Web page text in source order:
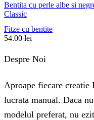
Bentita cu perle albe si
Classic
Fitze cu bentite
54.00 lei
Despre Noi
Aproape fiecare creatie
lucrata manual. Daca
modelul preferat, nu